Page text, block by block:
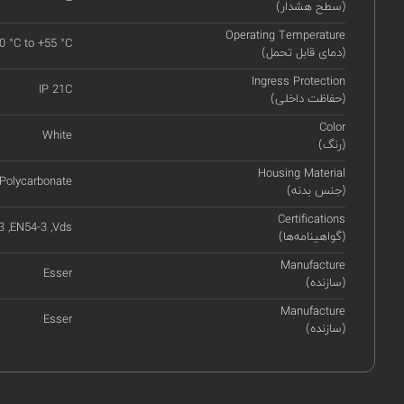
(سطح هشدار)
Operating Temperature
(دمای قابل تحمل)
°C to +55 °C
Ingress Protection
(حفاظت داخلی)
IP 21C
Color
(رنگ)
White
Housing Material
(جنس بدنه)
Polycarbonate
Certifications
(گواهینامه‌ها)
,EN54-3 ,Vds
Manufacture
(سازنده)
Esser
Manufacture
(سازنده)
Esser